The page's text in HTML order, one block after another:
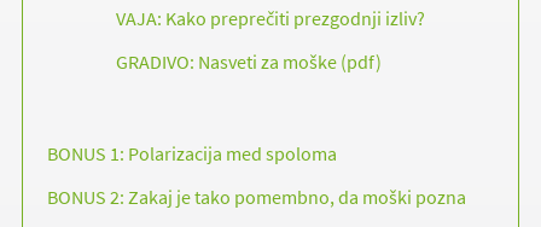
VAJA: Kako preprečiti prezgodnji izliv?
GRADIVO: Nasveti za moške (pdf)
BONUS 1: Polarizacija med spoloma
BONUS 2: Zakaj je tako pomembno, da moški pozna